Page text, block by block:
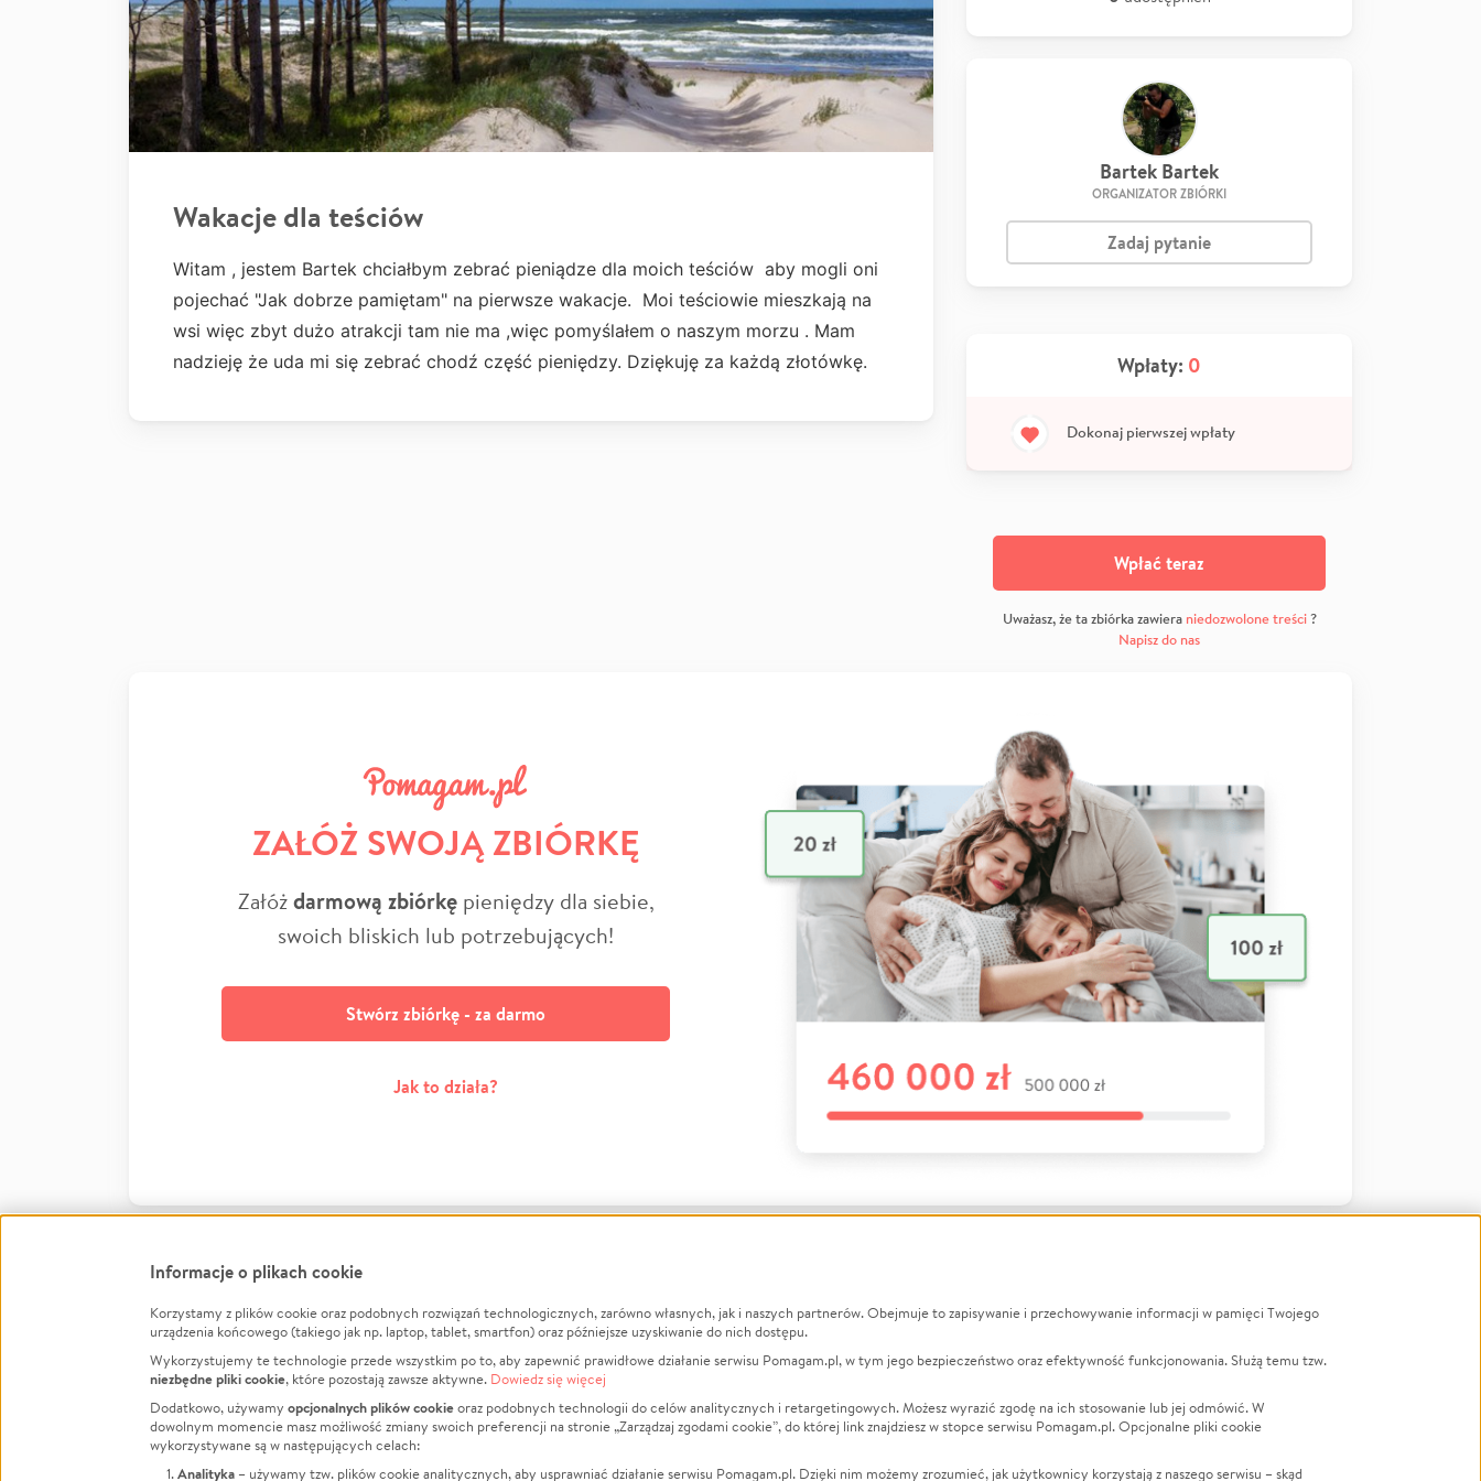
Wakacje dla teściów
Witam , jestem Bartek chciałbym zebrać pieniądze dla moich teściów aby mogli oni
pojechać "Jak dobrze pamiętam" na pierwsze wakacje. Moi teściowie mieszkają na
wsi więc zbyt dużo atrakcji tam nie ma ,więc pomyślałem o naszym morzu . Mam
nadzieję że uda mi się zebrać chodź część pieniędzy. Dziękuję za każdą złotówkę.
Bartek Bartek
ORGANIZATOR ZBIÓRKI
Zadaj pytanie
Wpłaty: 0
Dokonaj pierwszej wpłaty
Wpłać teraz
Uważasz, że ta zbiórka zawiera niedozwolone treści?
Napisz do nas
ZAŁÓŻ SWOJĄ ZBIÓRKĘ
Załóżdarmową zbiórkępieniędzy dla siebie,
swoich bliskich lub potrzebujących!
Stwórz zbiórkę - za darmo
Jak to działa?
FacebookTwitter Instagram
LinkedInTikTok Youtube
Informacje
Jak to działa?
Regulamin
Polityka Prywatności
O nas
Opinie
Raporty
Za darmo
Zbieraj na
Leczenie
Zwierzęta
Pożar
LGBTQ+
Powódź
Wichura
Informacje o plikach cookie
Korzystamy z plików cookie oraz podobnych rozwiązań technologicznych, zarówno własnych, jak i naszych partnerów. Obejmuje to zapisywanie i przechowywanie informacji w pamięci Twojego
urządzenia końcowego (takiego jak np. laptop, tablet, smartfon) oraz późniejsze uzyskiwanie do nich dostępu.
Wykorzystujemy te technologie przede wszystkim po to, aby zapewnić prawidłowe działanie serwisu Pomagam.pl, w tym jego bezpieczeństwo oraz efektywność funkcjonowania. Służą temu tzw.
niezbędne pliki cookie, które pozostają zawsze aktywne. Dowiedz się więcej
Dodatkowo, używamy opcjonalnych plików cookieoraz podobnych technologii do celów analitycznych i retargetingowych. Możesz wyrazić zgodę na ich stosowanie lub jej odmówić. W
dowolnym momencie masz możliwość zmiany swoich preferencji na stronie „Zarządzaj zgodami cookie”, do której link znajdziesz w stopce serwisu Pomagam.pl. Opcjonalne pliki cookie
wykorzystywane są w następujących celach:
Analityka – używamy tzw. plików cookie analitycznych, aby usprawniać działanie serwisu Pomagam.pl. Dzięki nim możemy zrozumieć, jak użytkownicy korzystają z naszego serwisu – skąd